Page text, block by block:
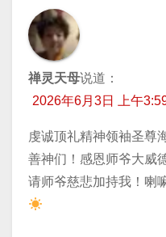
禅灵天母说道：
2026年6月3日 上午
虔诚顶礼精神领袖圣尊
善神们！感恩师爷大威
请师爷慈悲加持我！喇